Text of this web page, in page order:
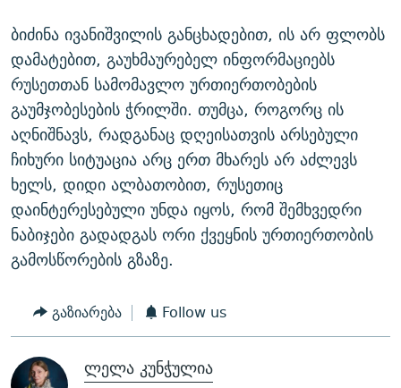
ბიძინა ივანიშვილის განცხადებით, ის არ ფლობს
დამატებით, გაუხმაურებელ ინფორმაციებს
რუსეთთან სამომავლო ურთიერთობების
გაუმჯობესების ჭრილში. თუმცა, როგორც ის
აღნიშნავს, რადგანაც დღეისათვის არსებული
ჩიხური სიტუაცია არც ერთ მხარეს არ აძლევს
ხელს, დიდი ალბათობით, რუსეთიც
დაინტერესებული უნდა იყოს, რომ შემხვედრი
ნაბიჯები გადადგას ორი ქვეყნის ურთიერთობის
გამოსწორების გზაზე.
გაზიარება Follow us
ლელა კუნჭულია